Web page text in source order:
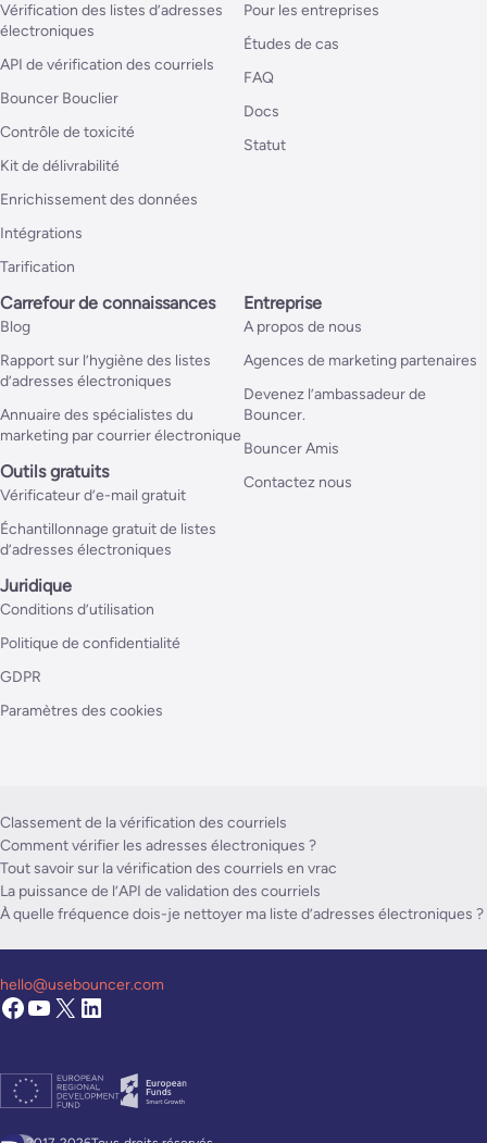
Vérification des listes d’adresses
électroniques
API de vérification des courriels
Bouncer Bouclier
Contrôle de toxicité
Kit de délivrabilité
Enrichissement des données
Intégrations
Tarification
Pour les entreprises
Études de cas
FAQ
Docs
Statut
Carrefour de connaissances
Blog
Rapport sur l’hygiène des listes
d’adresses électroniques
Annuaire des spécialistes du
marketing par courrier électronique
Outils gratuits
Vérificateur d’e-mail gratuit
Échantillonnage gratuit de listes
d’adresses électroniques
Entreprise
A propos de nous
Agences de marketing partenaires
Devenez l’ambassadeur de
Bouncer.
Bouncer Amis
Contactez nous
Juridique
Conditions d’utilisation
Politique de confidentialité
GDPR
Paramètres des cookies
Classement de la vérification des courriels
Comment vérifier les adresses électroniques ?
Tout savoir sur la vérification des courriels en vrac
La puissance de l’API de validation des courriels
À quelle fréquence dois-je nettoyer ma liste d’adresses électroniques ?
hello@usebouncer.com